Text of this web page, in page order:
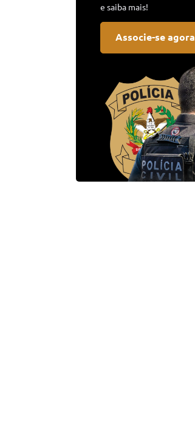
e saiba mais!
Associe-se agora